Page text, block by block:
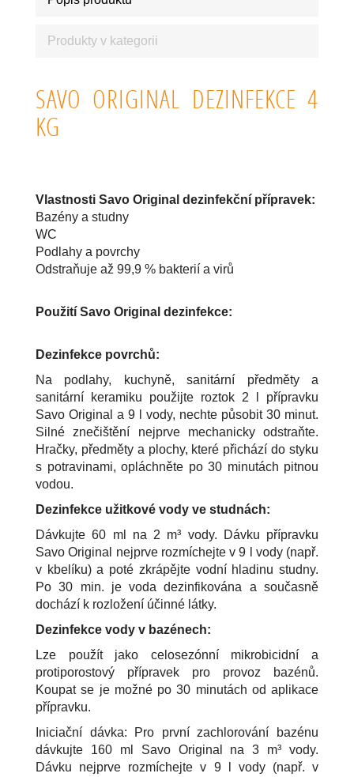
Produkty v kategorii
SAVO ORIGINAL DEZINFEKCE 4
KG
Vlastnosti Savo Original dezinfekční přípravek:
Bazény a studny
WC
Podlahy a povrchy
Odstraňuje až 99,9 % bakterií a virů
Použití Savo Original dezinfekce:
Dezinfekce povrchů:
Na podlahy, kuchyně, sanitární předměty a
sanitární keramiku použijte roztok 2 l přípravku
Savo Original a 9 l vody, nechte působit 30 minut.
Silné znečištění nejprve mechanicky odstraňte.
Hračky, předměty a plochy, které přichází do styku
s potravinami, opláchněte po 30 minutách pitnou
vodou.
Dezinfekce užitkové vody ve studnách:
Dávkujte 60 ml na 2 m³ vody. Dávku přípravku
Savo Original nejprve rozmíchejte v 9 l vody (např.
v kbelíku) a poté zkrápějte vodní hladinu studny.
Po 30 min. je voda dezinfikována a současně
dochází k rozložení účinné látky.
Dezinfekce vody v bazénech:
Lze použít jako celosezónní mikrobicidní a
protiporostový přípravek pro provoz bazénů.
Koupat se je možné po 30 minutách od aplikace
přípravku.
Iniciační dávka: Pro první zachlorování bazénu
dávkujte 160 ml Savo Original na 3 m³ vody.
Dávku nejprve rozmíchejte v 9 l vody (např. v